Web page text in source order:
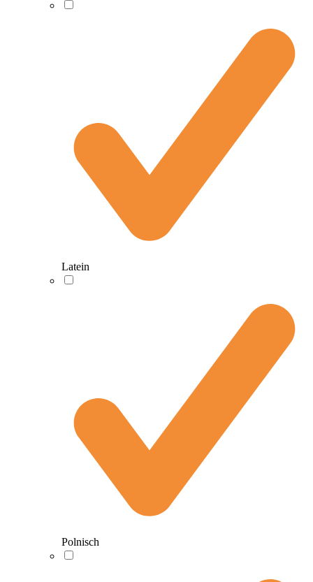
Latein
Polnisch